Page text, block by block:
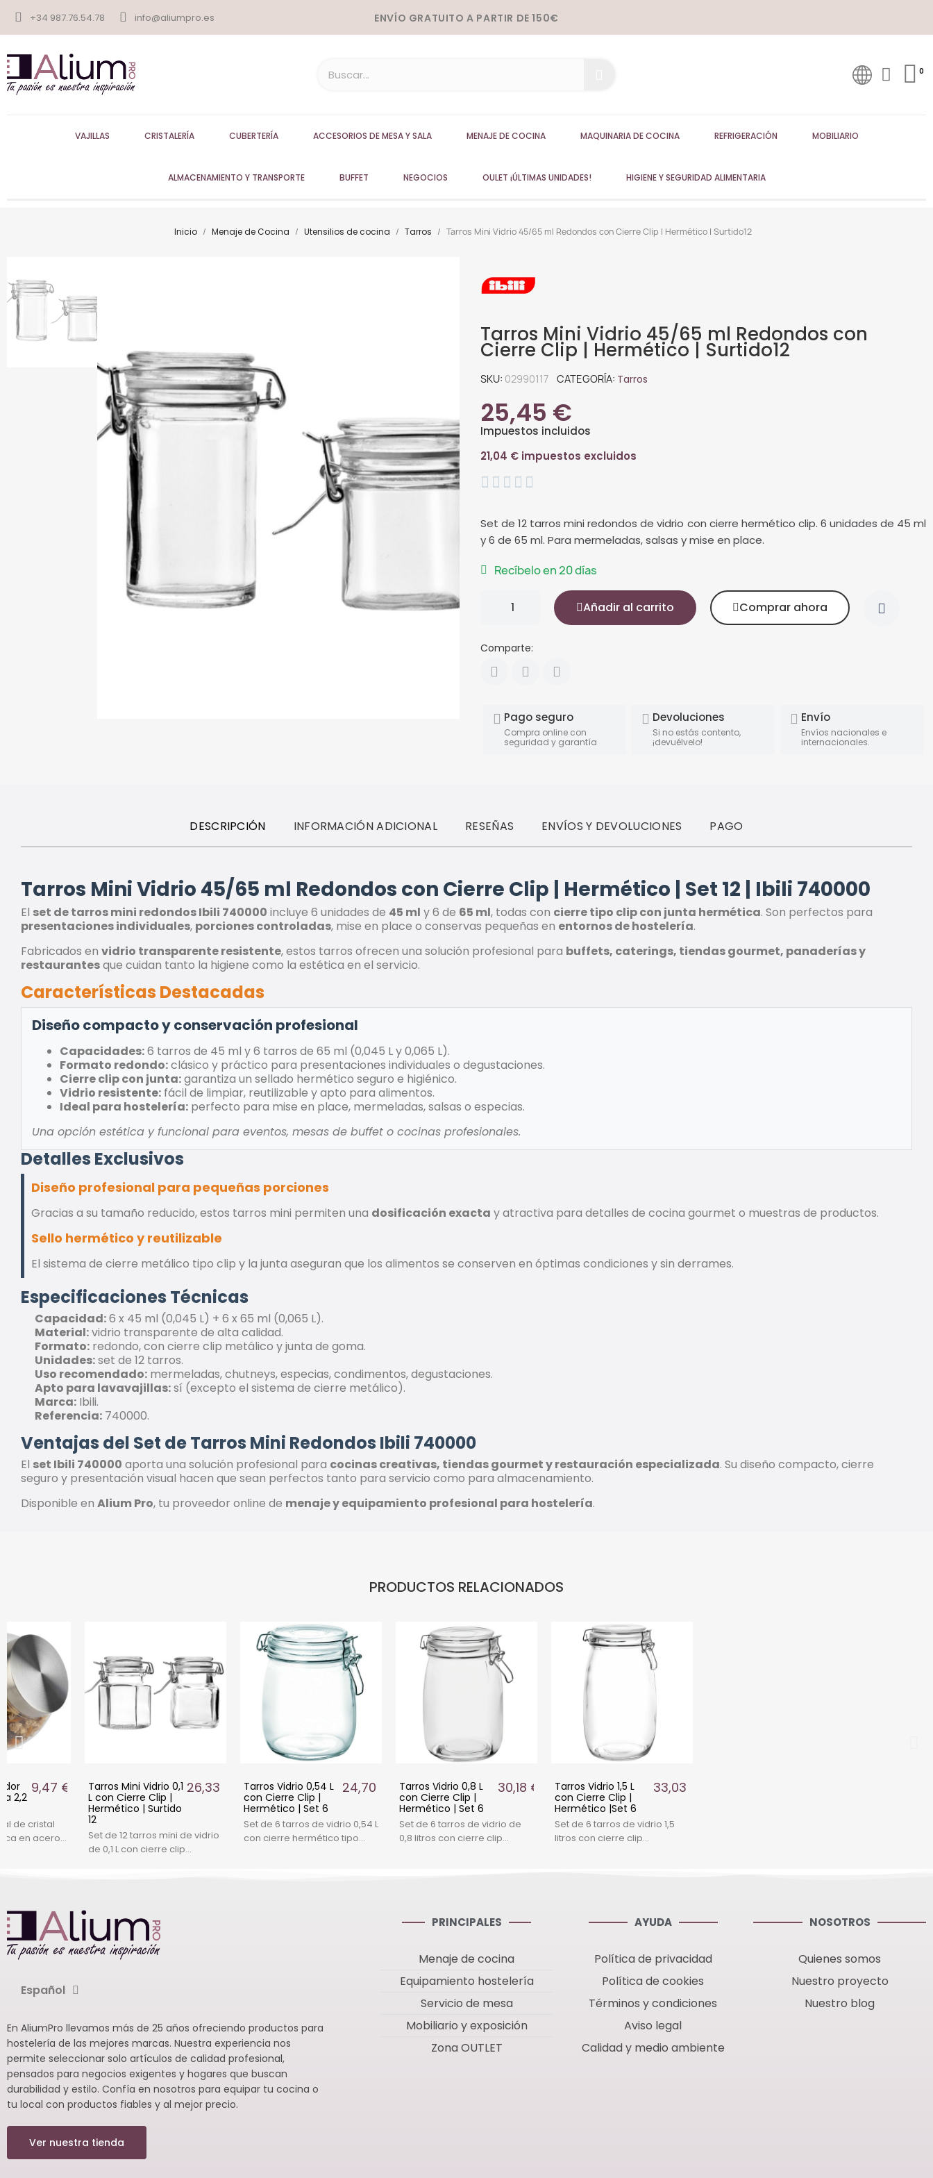
+34 987.76.54.78 info@aliumpro.es ENVÍO GRATUITO A PARTIR DE 150€
VAJILLAS CRISTALERÍA CUBERTERÍA ACCESORIOS DE MESA Y SALA MENAJE DE COCINA MAQUINARIA DE COCINA REFRIGERACIÓN MOBILIARIO
ALMACENAMIENTO Y TRANSPORTE BUFFET NEGOCIOS OULET ¡ÚLTIMAS UNIDADES! HIGIENE Y SEGURIDAD ALIMENTARIA
Inicio Menaje de Cocina Utensilios de cocina Tarros Tarros Mini Vidrio 45/65 ml Redondos con Cierre Clip | Hermético | Surtido12
Tarros Mini Vidrio 45/65 ml Redondos con
Cierre Clip | Hermético | Surtido12
SKU 02990117 CATEGORÍA Tarros
25,45 €
Impuestos incluidos
21,04 € impuestos excluidos
    
Set de 12 tarros mini redondos de vidrio con cierre hermético clip. 6 unidades de 45 ml
y 6 de 65 ml. Para mermeladas, salsas y mise en place.
Recíbelo en 20 días
Añadir al carrito Comprar ahora
Comparte:
Pago seguro
Compra online con
seguridad y garantía
Devoluciones
Si no estás contento,
¡devuélvelo!
Envío
Envíos nacionales e
internacionales.
DESCRIPCIÓN INFORMACIÓN ADICIONAL RESEÑAS ENVÍOS Y DEVOLUCIONES PAGO
Tarros Mini Vidrio 45/65 ml Redondos con Cierre Clip | Hermético | Set 12 | Ibili 740000
El set de tarros mini redondos Ibili 740000 incluye 6 unidades de 45 ml y 6 de 65 ml, todas con cierre tipo clip con junta hermética. Son perfectos para
presentaciones individuales, porciones controladas, mise en place o conservas pequeñas en entornos de hostelería.
Fabricados en vidrio transparente resistente, estos tarros ofrecen una solución profesional para buffets, caterings, tiendas gourmet, panaderías y
restaurantesque cuidan tanto la higiene como la estética en el servicio.
Características Destacadas
Diseño compacto y conservación profesional
Capacidades:6 tarros de 45 ml y 6 tarros de 65 ml (0,045 L y 0,065 L).
Formato redondo:clásico y práctico para presentaciones individuales o degustaciones.
Cierre clip con junta:garantiza un sellado hermético seguro e higiénico.
Vidrio resistente: fácil de limpiar, reutilizable y apto para alimentos.
Ideal para hostelería: perfecto para mise en place, mermeladas, salsas o especias.
Una opción estética y funcional para eventos, mesas de buffet o cocinas profesionales.
Detalles Exclusivos
Diseño profesional para pequeñas porciones
Gracias a su tamaño reducido, estos tarros mini permiten una dosificación exacta y atractiva para detalles de cocina gourmet o muestras de productos.
Sello hermético y reutilizable
El sistema de cierre metálico tipo clip y la junta aseguran que los alimentos se conserven en óptimas condiciones y sin derrames.
Especificaciones Técnicas
Capacidad:6 x 45 ml (0,045 L) + 6 x 65 ml (0,065 L).
Material:vidrio transparente de alta calidad.
Formato: redondo, con cierre clip metálico y junta de goma.
Unidades:set de 12 tarros.
Uso recomendado: mermeladas, chutneys, especias, condimentos, degustaciones.
Apto para lavavajillas:sí (excepto el sistema de cierre metálico).
Marca: Ibili.
Referencia: 740000.
Ventajas del Set de Tarros Mini Redondos Ibili 740000
El set Ibili 740000 aporta una solución profesional para cocinas creativas, tiendas gourmet y restauración especializada. Su diseño compacto, cierre
seguro y presentación visual hacen que sean perfectos tanto para servicio como para almacenamiento.
Disponible en Alium Pro, tu proveedor online de menaje y equipamiento profesional para hostelería.
PRODUCTOS RELACIONADOS
2,2
9,47 €
de cristal
en acero
Tarros Mini Vidrio 0,1
L con Cierre Clip |
Hermético | Surtido
12
26,33 €
Set de 12 tarros mini de vidrio
de 0,1 L con cierre clip
Tarros Vidrio 0,54 L
con Cierre Clip |
Hermético | Set 6
24,70 €
Set de 6 tarros de vidrio 0,54 L
con cierre hermético tipo
Tarros Vidrio 0,8 L
con Cierre Clip |
Hermético | Set 6
30,18 €
Set de 6 tarros de vidrio de
0,8 litros con cierre clip
Tarros Vidrio 1,5 L
con Cierre Clip |
Hermético |Set 6
33,03 €
Set de 6 tarros de vidrio 1,5
litros con cierre clip
Español
En AliumPro llevamos más de 25 años ofreciendo productos para
hostelería de las mejores marcas. Nuestra experiencia nos
permite seleccionar solo artículos de calidad profesional,
pensados para negocios exigentes y hogares que buscan
durabilidad y estilo. Confía en nosotros para equipar tu cocina o
tu local con productos fiables y al mejor precio.
Ver nuestra tienda
PRINCIPALES
Menaje de cocina
Equipamiento hostelería
Servicio de mesa
Mobiliario y exposición
Zona OUTLET
AYUDA
Política de privacidad
Política de cookies
Términos y condiciones
Aviso legal
Calidad y medio ambiente
NOSOTROS
Quienes somos
Nuestro proyecto
Nuestro blog